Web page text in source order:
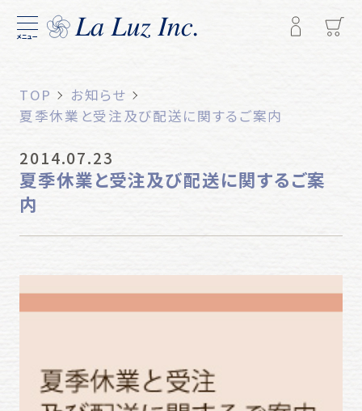
メニュー
TOP
お知らせ
夏季休業と受注及び配送に関するご案内
2014.07.23
夏季休業と受注及び配送に関するご案
内